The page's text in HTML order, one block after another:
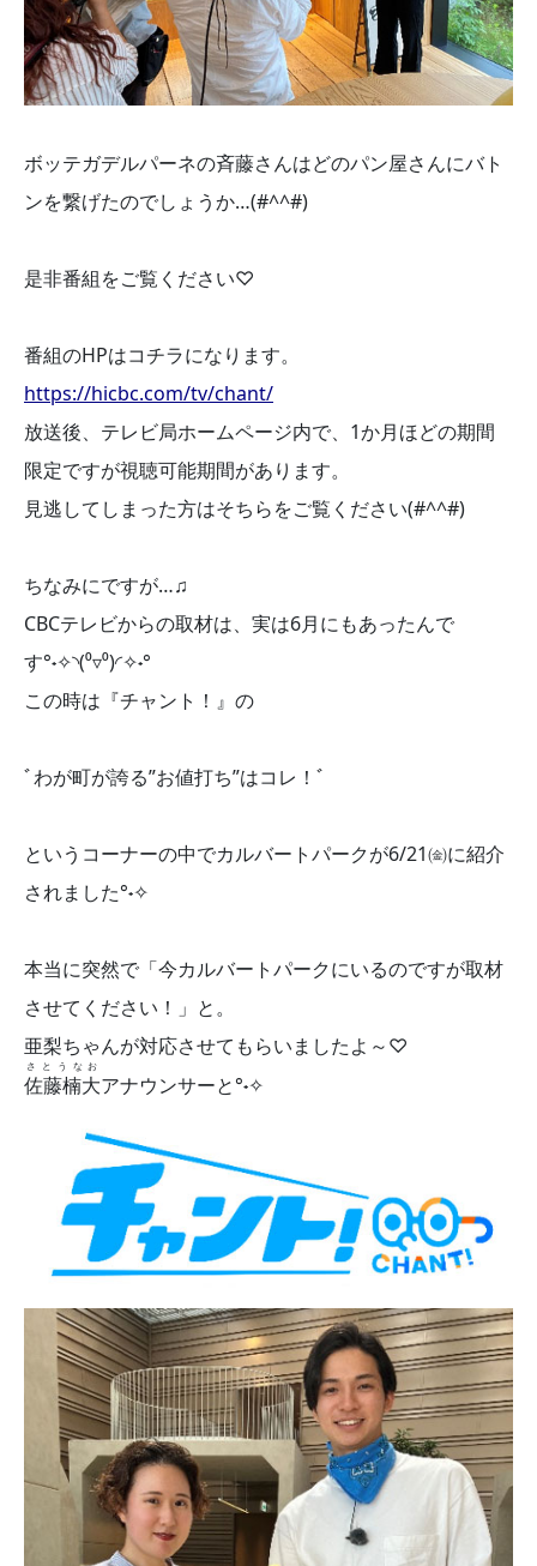
ボッテガデルパーネの斉藤さんはどのパン屋さんにバト
ンを繋げたのでしょうか…(#^^#)
是非番組をご覧ください♡
番組のHPはコチラになります。
https://hicbc.com/tv/chant/
放送後、テレビ局ホームページ内で、1か月ほどの期間
限定ですが視聴可能期間があります。
見逃してしまった方はそちらをご覧ください(#^^#)
ちなみにですが…♫
CBCテレビからの取材は、実は6月にもあったんで
す°˖✧◝(⁰▿⁰)◜✧˖°
この時は『チャント！』の
ﾞわが町が誇る”お値打ち”はコレ！ﾞ
というコーナーの中でカルバートパークが6/21㈮に紹介
されました°˖✧
本当に突然で「今カルバートパークにいるのですが取材
させてください！」と。
亜梨ちゃんが対応させてもらいましたよ～♡
佐藤楠大
さとうなお
アナウンサーと°˖✧